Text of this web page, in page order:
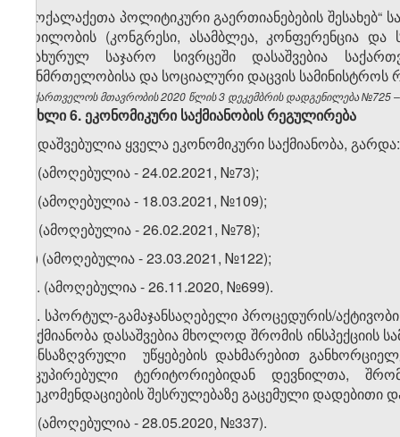
„მოქალაქეთა პოლიტიკური გაერთიანებების
ყრილობის (კონგრესი, ასამბლეა, კონფერენცია
დახურულ საჯარო სივრცეში დასაშვებია
ჯანმრთელობისა და სოციალური დაცვის სამინისტროს
საქართველოს მთავრობის 2020 წლის 3 დეკემბრის დადგენილება №725
მუხლი6.ეკონომიკური საქმიანობისრეგულირება
1. დაშვებულია ყველა ეკონომიკური საქმიანობა, გარდა:
ა) (ამოღებულია - 24.02.2021, №73);
ბ) (ამოღებულია - 18.03.2021, №109);
გ) (ამოღებულია - 26.02.2021, №78);
დ) (ამოღებულია - 23.03.2021, №122);
. (ამოღებულია - 26.11.2020, №699).
. სპორტულ-გამაჯანსაღებელი პროცედურის/
საქმიანობა დასაშვებია მხოლოდ შრომის ინსპექციის
განსაზღვრული უწყებების დახმარებით
ოკუპირებული ტერიტორიებიდან დევნილთა,
რეკომენდაციების შესრულებაზე გაცემული დადებითი
2. (ამოღებულია - 28.05.2020, №337).